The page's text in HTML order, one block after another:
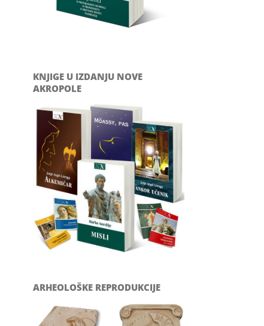
KNJIGE U IZDANJU NOVE
AKROPOLE
ARHEOLOŠKE REPRODUKCIJE